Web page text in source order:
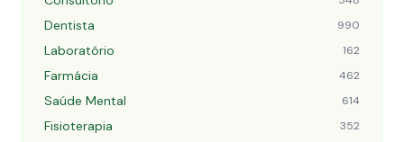
Dentista 990
Laboratório 162
Farmácia 462
Saúde Mental 614
Fisioterapia 352